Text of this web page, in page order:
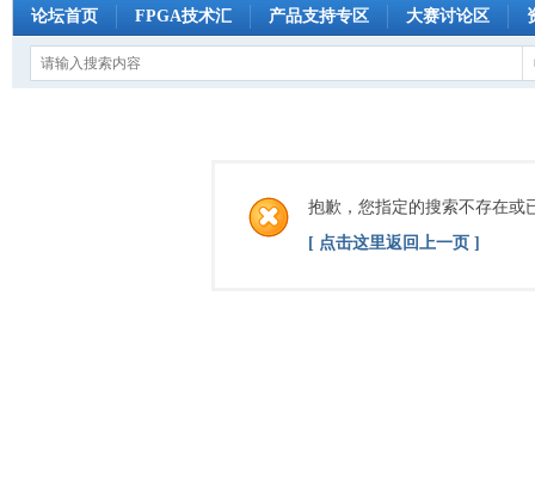
论坛首页 FPGA技术汇 产品支持专区 大赛讨论区
抱歉，您指定的搜索不存在或
[ 点击这里返回上一页 ]